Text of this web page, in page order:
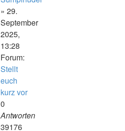
» 29.
September
2025,
13:28
Forum:
Stellt
euch
kurz vor
0
Antworten
39176